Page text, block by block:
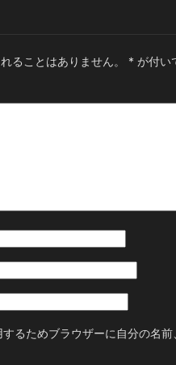
ることはありません。 * が付い
るためブラウザーに自分の名